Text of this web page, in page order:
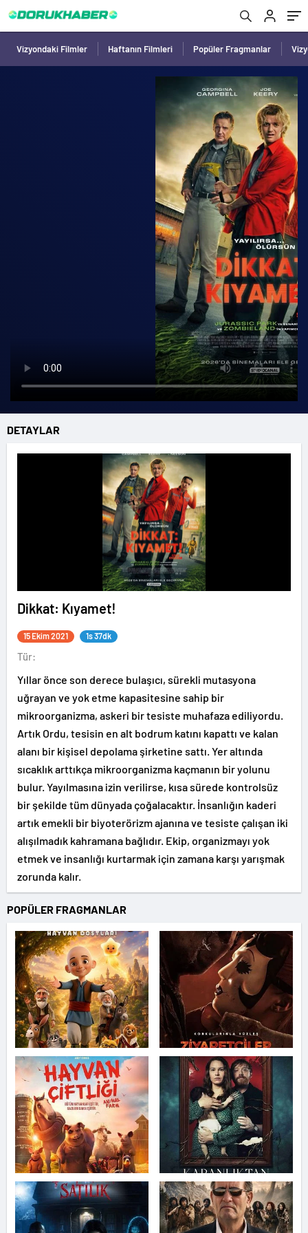
Vizyondaki Filmler Haftanın Filmleri Popüler Fragmanlar
DETAYLAR
Dikkat: Kıyamet!
15 Ekim 2021 1s 37dk
Tür:
Yıllar önce son derece bulaşıcı, sürekli mutasyona
uğrayan ve yok etme kapasitesine sahip bir
mikroorganizma, askeri bir tesiste muhafaza ediliyordu.
Artık Ordu, tesisin en alt bodrum katını kapattı ve kalan
alanı bir kişisel depolama şirketine sattı. Yer altında
sıcaklık arttıkça mikroorganizma kaçmanın bir yolunu
bulur. Yayılmasına izin verilirse, kısa sürede kontrolsüz
bir şekilde tüm dünyada çoğalacaktır. İnsanlığın kaderi
artık emekli bir biyoterörizm ajanına ve tesiste çalışan iki
alışılmadık kahramana bağlıdır. Ekip, organizmayı yok
etmek ve insanlığı kurtarmak için zamana karşı yarışmak
zorunda kalır.
POPÜLER FRAGMANLAR